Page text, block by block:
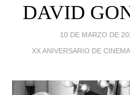
DAVID
10 DE MARZO DE
XX ANIVERSARIO DE